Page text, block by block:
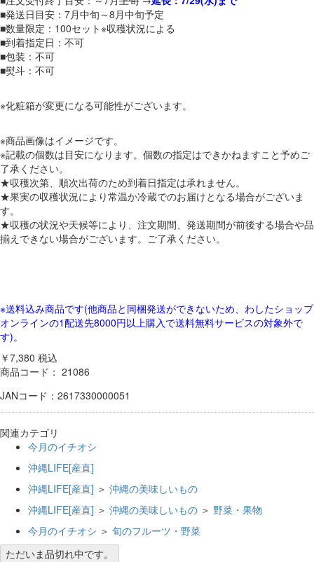
■発送日目安：7月中旬～8月中旬予定
■数量限定：100セット※収穫状況による
■到着指定日：不可
■包装：不可
■熨斗：不可
※化粧箱が変更になる可能性がございます。
※商品画像はイメージです。
※記載の個数は目安になります。個数の指定はできかねますこと予めご
了承ください。
★収穫次第、順次出荷のため到着日指定は承れません。
★果実の収穫状況により常温か冷蔵でのお届けとなる場合がございま
す。
★収穫の状況や天候等により、注文期間、発送期間が前後する場合や品
揃えできない場合がございます。ご了承ください。
※送料込み商品です(他商品と同梱発送ができないため、わしたショップ
オンラインの1配送先8000円以上購入で送料無料サービスの対象外で
す)。
￥7,380 税込
商品コード： 21086
JANコード：2617330000051
関連カテゴリ
今月のイチオシ
沖縄LIFE[産直]
沖縄LIFE[産直] ＞ 沖縄の美味しいもの
沖縄LIFE[産直] ＞ 沖縄の美味しいもの ＞ 野菜・果物
今月のイチオシ ＞ 旬のフルーツ・野菜
ただいま品切れ中です。